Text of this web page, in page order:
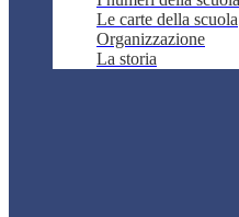
Le carte della scuola
Organizzazione
La storia